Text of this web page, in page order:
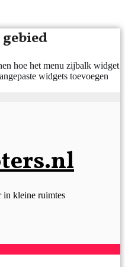
hoe het menu zijbalk widget
widgets toevoegen
kleine ruimtes